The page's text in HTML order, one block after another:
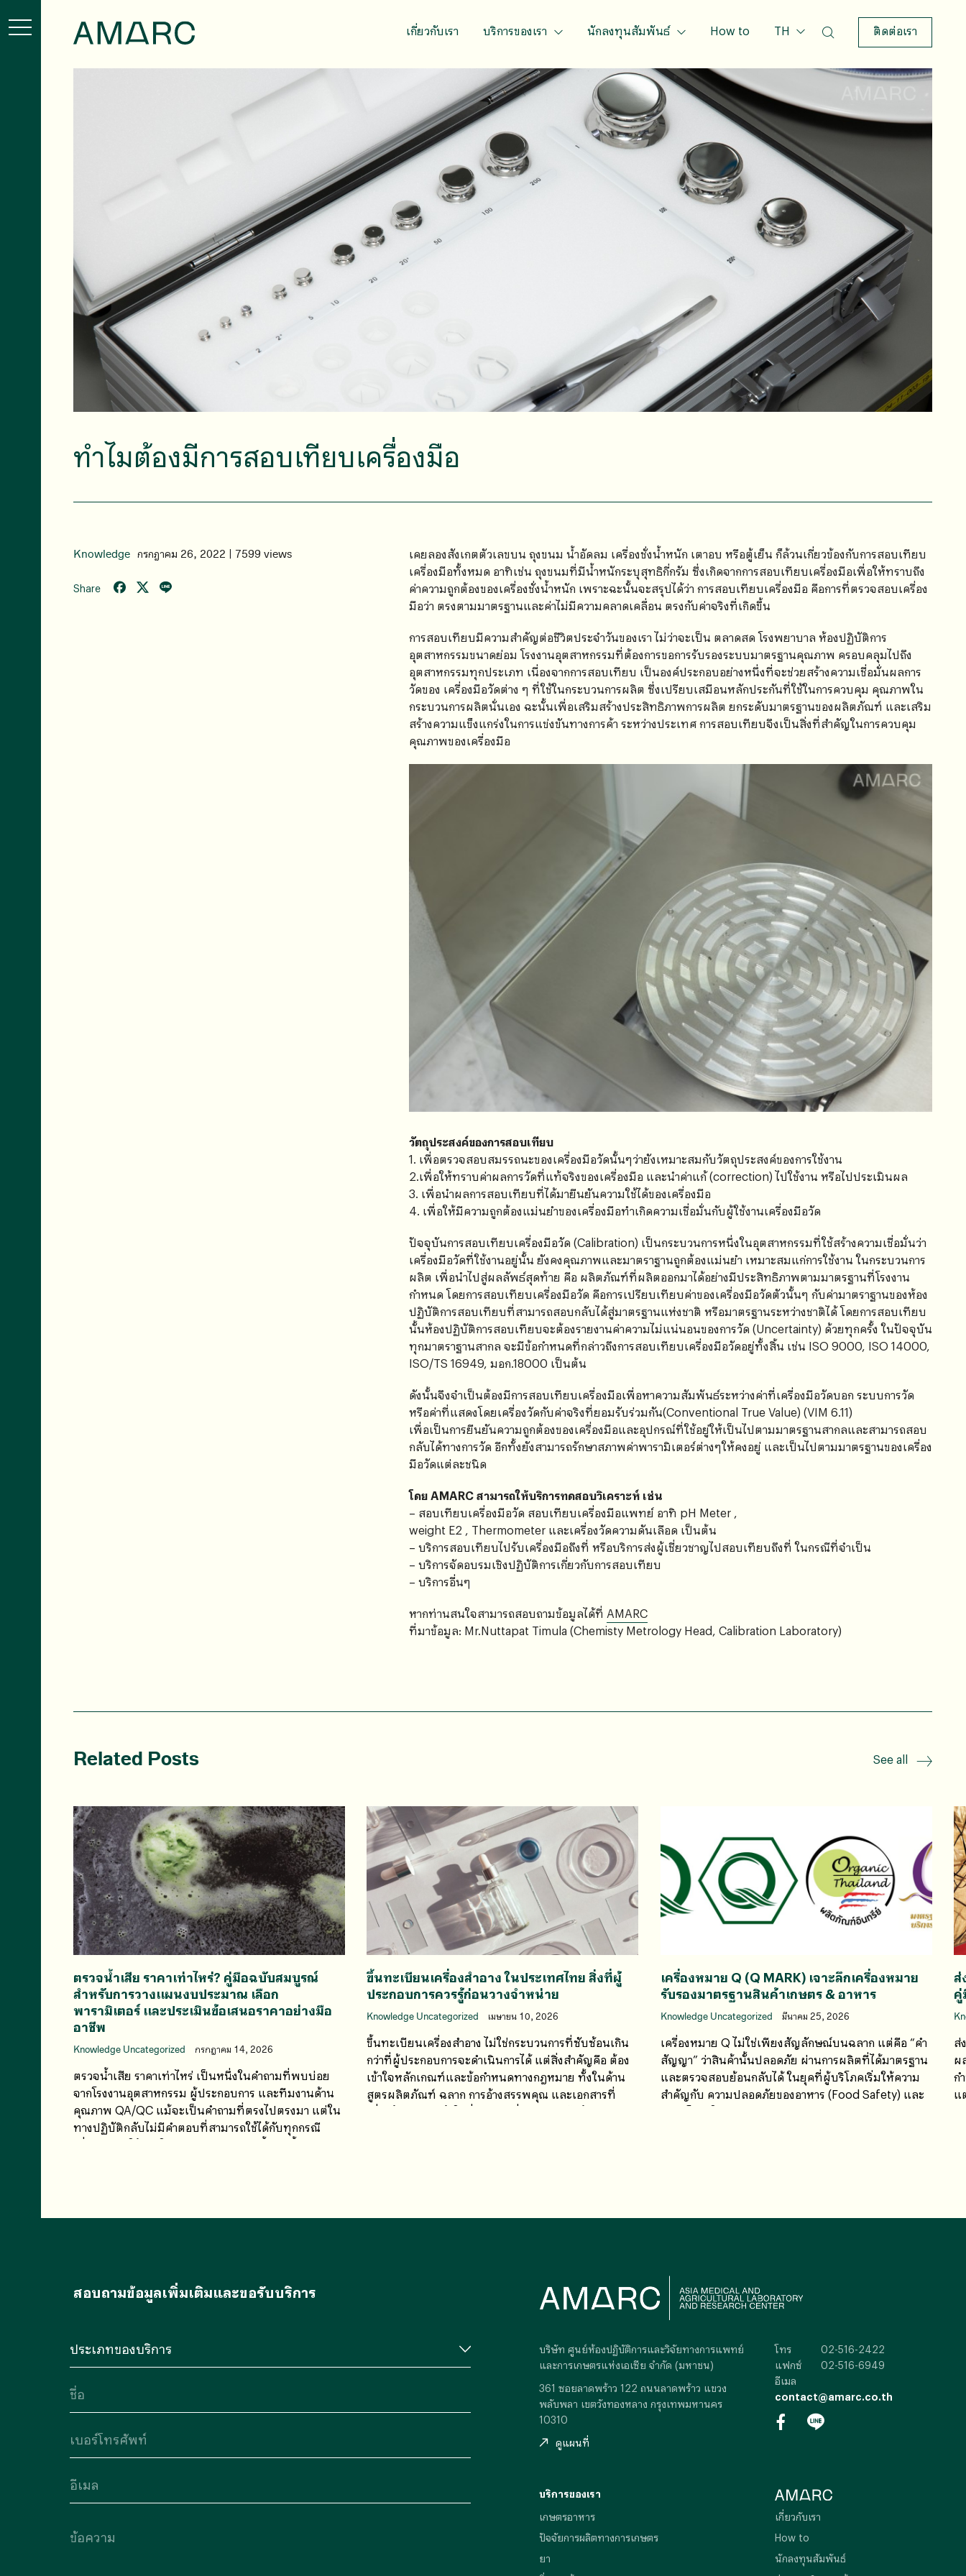
เกี่ยวกับเรา บริการของเรา นักลงทุนสัมพันธ์ How to TH ติดต่อเรา
ทำไมต้องมีการสอบเทียบเครื่องมือ
Knowledge กรกฎาคม 26, 2022 | 7599 views
Share
เคยลองสังเกตตัวเลขบน ถุงขนม น้ำอัดลม เครื่องชั่งน้ำหนัก เตาอบ หรือตู้เย็น ก็ล้วนเกี่ยวข้องกับการสอบเทียบ
เครื่องมือทั้งหมด อาทิเช่น ถุงขนมที่มีน้ำหนักระบุสุทธิกี่กรัม ซึ่งเกิดจากการสอบเทียบเครื่องมือเพื่อให้ทราบถึง
ค่าความถูกต้องของเครื่องชั่งน้ำหนัก เพราะฉะนั้นจะสรุปได้ว่า การสอบเทียบเครื่องมือ คือการที่ตรวจสอบเครื่อง
มือว่า ตรงตามมาตรฐานและค่าไม่มีความคลาดเคลื่อน ตรงกับค่าจริงที่เกิดขึ้น
การสอบเทียบมีความสำคัญต่อชีวิตประจำวันของเรา ไม่ว่าจะเป็น ตลาดสด โรงพยาบาล ห้องปฏิบัติการ
อุตสาหกรรมขนาดย่อม โรงงานอุตสาหกรรมที่ต้องการขอการรับรองระบบมาตรฐานคุณภาพ ครอบคลุมไปถึง
อุตสาหกรรมทุกประเภท เนื่องจากการสอบเทียบ เป็นองค์ประกอบอย่างหนึ่งที่จะช่วยสร้างความเชื่อมั่นผลการ
วัดของ เครื่องมือวัดต่าง ๆ ที่ใช้ในกระบวนการผลิต ซึ่งเปรียบเสมือนหลักประกันที่ใช้ในการควบคุม คุณภาพใน
กระบวนการผลิตนั่นเอง ฉะนั้นเพื่อเสริมสร้างประสิทธิภาพการผลิต ยกระดับมาตรฐานของผลิตภัณฑ์ และเสริม
สร้างความแข็งแกร่งในการแข่งขันทางการค้า ระหว่างประเทศ การสอบเทียบจึงเป็นสิ่งที่สำคัญในการควบคุม
คุณภาพของเครื่องมือ
วัตถุประสงค์ของการสอบเทียบ
1. เพื่อตรวจสอบสมรรถนะของเครื่องมือวัดนั้นๆว่ายังเหมาะสมกับวัตถุประสงค์ของการใช้งาน
2.เพื่อให้ทราบค่าผลการวัดที่แท้จริงของเครื่องมือ และนำค่าแก้ (correction) ไปใช้งาน หรือไปประเมินผล
3. เพื่อนำผลการสอบเทียบที่ได้มายืนยันความใช้ได้ของเครื่องมือ
4. เพื่อให้มีความถูกต้องแม่นยำของเครื่องมือทำเกิดความเชื่อมั่นกับผู้ใช้งานเครื่องมือวัด
ปัจจุบันการสอบเทียบเครื่องมือวัด (Calibration) เป็นกระบวนการหนึ่งในอุตสาหกรรมที่ใช้สร้างความเชื่อมั่นว่า
เครื่องมือวัดที่ใช้งานอยู่นั้น ยังคงคุณภาพและมาตราฐานถูกต้องแม่นยำ เหมาะสมแก่การใช้งาน ในกระบวนการ
ผลิต เพื่อนำไปสู่ผลลัพธ์สุดท้าย คือ ผลิตภัณฑ์ที่ผลิตออกมาได้อย่างมีประสิทธิภาพตามมาตรฐานที่โรงงาน
กำหนด โดยการสอบเทียบเครื่องมือวัด คือการเปรียบเทียบค่าของเครื่องมือวัดตัวนั้นๆ กับค่ามาตราฐานของห้อง
ปฏิบัติการสอบเทียบที่สามารถสอบกลับได้สู่มาตรฐานแห่งชาติ หรือมาตรฐานระหว่างชาติได้ โดยการสอบเทียบ
นั้นห้องปฏิบัติการสอบเทียบจะต้องรายงานค่าความไม่แน่นอนของการวัด (Uncertainty) ด้วยทุกครั้ง ในปัจจุบัน
ทุกมาตราฐานสากล จะมีข้อกำหนดที่กล่าวถึงการสอบเทียบเครื่องมือวัดอยู่ทั้งสิ้น เช่น ISO 9000, ISO 14000,
ISO/TS 16949, มอก.18000 เป็นต้น
ดังนั้นจึงจำเป็นต้องมีการสอบเทียบเครื่องมือเพื่อหาความสัมพันธ์ระหว่างค่าที่เครื่องมือวัดบอก ระบบการวัด
หรือค่าที่แสดงโดยเครื่องวัดกับค่าจริงที่ยอมรับร่วมกัน(Conventional True Value) (VIM 6.11)
เพื่อเป็นการยืนยันความถูกต้องของเครื่องมือและอุปกรณ์ที่ใช้อยู่ให้เป็นไปตามมาตรฐานสากลและสามารถสอบ
กลับได้ทางการวัด อีกทั้งยังสามารถรักษาสภาพค่าพารามิเตอร์ต่างๆให้คงอยู่ และเป็นไปตามมาตรฐานของเครื่อง
มือวัดแต่ละชนิด
โดย AMARC สามารถให้บริการทดสอบวิเคราะห์ เช่น
– สอบเทียบเครื่องมือวัด สอบเทียบเครื่องมือแพทย์ อาทิ pH Meter ,
weight E2 , Thermometer และเครื่องวัดความดันเลือด เป็นต้น
– บริการสอบเทียบไปรับเครื่องมือถึงที่ หรือบริการส่งผู้เชี่ยวชาญไปสอบเทียบถึงที่ ในกรณีที่จำเป็น
– บริการจัดอบรมเชิงปฏิบัติการเกี่ยวกับการสอบเทียบ
– บริการอื่นๆ
หากท่านสนใจสามารถสอบถามข้อมูลได้ที่ AMARC
ที่มาข้อมูล: Mr.Nuttapat Timula (Chemisty Metrology Head, Calibration Laboratory)
Related Posts See all
ตรวจน้ำเสีย ราคาเท่าไหร่? คู่มือฉบับสมบูรณ์
สำหรับการวางแผนงบประมาณ เลือก
พารามิเตอร์ และประเมินข้อเสนอราคาอย่างมือ
อาชีพ
Knowledge Uncategorized กรกฎาคม 14, 2026
ตรวจน้ำเสีย ราคาเท่าไหร่ เป็นหนึ่งในคำถามที่พบบ่อย
จากโรงงานอุตสาหกรรม ผู้ประกอบการ และทีมงานด้าน
คุณภาพ QA/QC แม้จะเป็นคำถามที่ตรงไปตรงมา แต่ใน
ทางปฏิบัติกลับไม่มีคำตอบที่สามารถใช้ได้กับทุกกรณี
เนื่องจากค่าใช้จ่ายในการตรวจวิเคราะห์น้ำเสียขึ้นอยู่กับ
ขึ้นทะเบียนเครื่องสำอาง ในประเทศไทย สิ่งที่ผู้
ประกอบการควรรู้ก่อนวางจำหน่าย
Knowledge Uncategorized เมษายน 10, 2026
ขึ้นทะเบียนเครื่องสำอาง ไม่ใช่กระบวนการที่ซับซ้อนเกิน
กว่าที่ผู้ประกอบการจะดำเนินการได้ แต่สิ่งสำคัญคือ ต้อง
เข้าใจหลักเกณฑ์และข้อกำหนดทางกฎหมาย ทั้งในด้าน
สูตรผลิตภัณฑ์ ฉลาก การอ้างสรรพคุณ และเอกสารที่
เกี่ยวข้อง ความเข้าใจที่คลาดเคลื่อนเพียงเล็กน้อย
เครื่องหมาย Q (Q MARK) เจาะลึกเครื่องหมาย
รับรองมาตรฐานสินค้าเกษตร & อาหาร
Knowledge Uncategorized มีนาคม 25, 2026
เครื่องหมาย Q ไม่ใช่เพียงสัญลักษณ์บนฉลาก แต่คือ “คำ
สัญญา” ว่าสินค้านั้นปลอดภัย ผ่านการผลิตที่ได้มาตรฐาน
และตรวจสอบย้อนกลับได้ ในยุคที่ผู้บริโภคเริ่มให้ความ
สำคัญกับ ความปลอดภัยของอาหาร (Food Safety) และ
ความโปร่งใสของแหล่งผลิต (Transparency)
ส่
คู่
ส่
ผ
ก
แ
สอบถามข้อมูลเพิ่มเติมและขอรับบริการ
บริษัท ศูนย์ห้องปฏิบัติการและวิจัยทางการแพทย์
และการเกษตรแห่งเอเซีย จำกัด (มหาชน)
361 ซอยลาดพร้าว 122 ถนนลาดพร้าว แขวง
พลับพลา เขตวังทองหลาง กรุงเทพมหานคร
10310
ดูแผนที่
โทร
02-516-2422
แฟกซ์
02-516-6949
อีเมล
contact@amarc.co.th
บริการของเรา
เกษตรอาหาร
ปัจจัยการผลิตทางการเกษตร
ยา
เกี่ยวกับเรา
How to
นักลงทุนสัมพันธ์